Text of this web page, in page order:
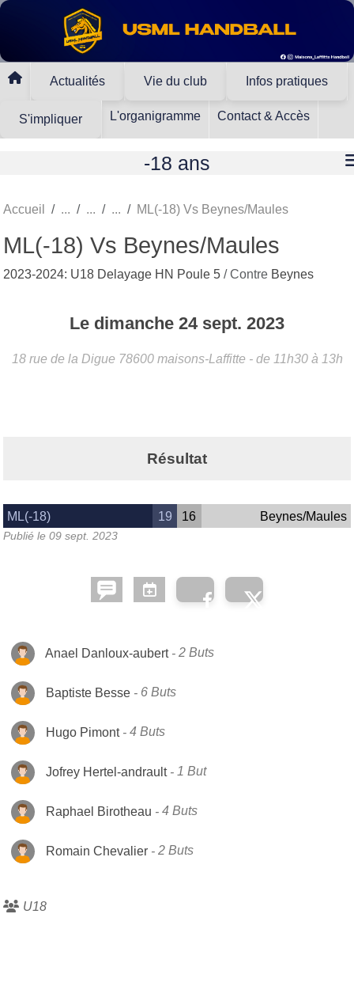
Actualités Vie du club Infos pratiques
S'impliquer L'organigramme Contact & Accès
-18 ans
Accueil ML(-18) Vs Beynes/Maules
ML(-18) Vs Beynes/Maules
2023-2024: U18 Delayage HN Poule 5 / Contre Beynes
Le dimanche 24 sept. 2023
18 rue de la Digue 78600 maisons-Laffitte - de 11h30 à 13h
Résultat
ML(-18) 19 16 Beynes/Maules
Publié le 09 sept. 2023
Anael Danloux-aubert 2 Buts
Baptiste Besse 6 Buts
Hugo Pimont 4 Buts
Jofrey Hertel-andrault 1 But
Raphael Birotheau 4 Buts
Romain Chevalier 2 Buts
U18
Panneau de gestion des cookies